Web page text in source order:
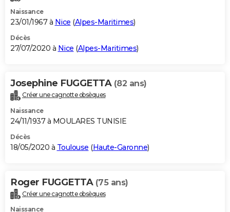
Naissance
23/01/1967 à Nice (Alpes-Maritimes)
Décès
27/07/2020 à Nice (Alpes-Maritimes)
Josephine FUGGETTA (82 ans)
Créer une cagnotte obsèques
Naissance
24/11/1937 à MOULARES TUNISIE
Décès
18/05/2020 à Toulouse (Haute-Garonne)
Roger FUGGETTA (75 ans)
Créer une cagnotte obsèques
Naissance